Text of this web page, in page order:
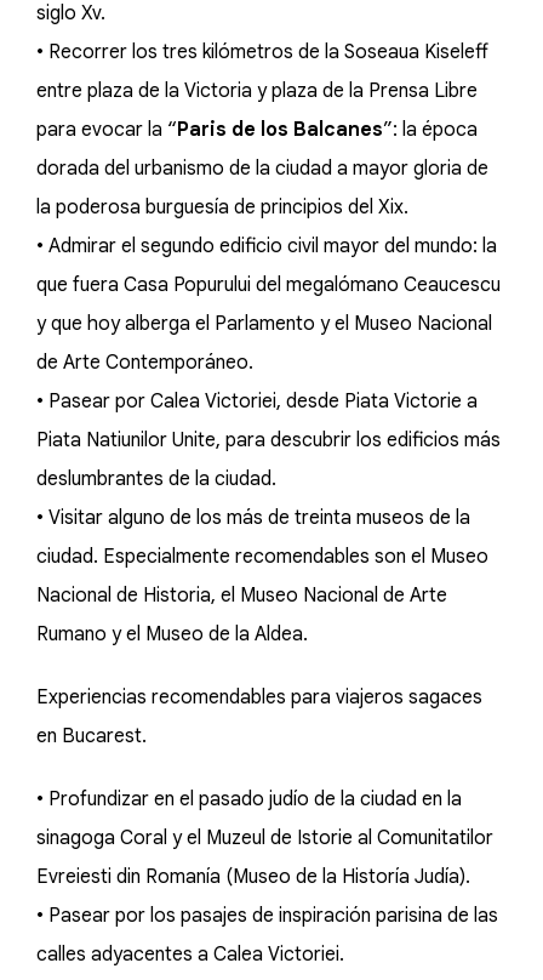
siglo Xv.
• Recorrer los tres kilómetros de la Soseaua Kiseleff
entre plaza de la Victoria y plaza de la Prensa Libre
para evocar la “Paris de los Balcanes”: la época
dorada del urbanismo de la ciudad a mayor gloria de
la poderosa burguesía de principios del Xix.
• Admirar el segundo edificio civil mayor del mundo: la
que fuera Casa Popurului del megalómano Ceaucescu
y que hoy alberga el Parlamento y el Museo Nacional
de Arte Contemporáneo.
• Pasear por Calea Victoriei, desde Piata Victorie a
Piata Natiunilor Unite, para descubrir los edificios más
deslumbrantes de la ciudad.
• Visitar alguno de los más de treinta museos de la
ciudad. Especialmente recomendables son el Museo
Nacional de Historia, el Museo Nacional de Arte
Rumano y el Museo de la Aldea.
Experiencias recomendables para viajeros sagaces
en Bucarest.
• Profundizar en el pasado judío de la ciudad en la
sinagoga Coral y el Muzeul de Istorie al Comunitatilor
Evreiesti din Romanía (Museo de la Historía Judía).
• Pasear por los pasajes de inspiración parisina de las
calles adyacentes a Calea Victoriei.